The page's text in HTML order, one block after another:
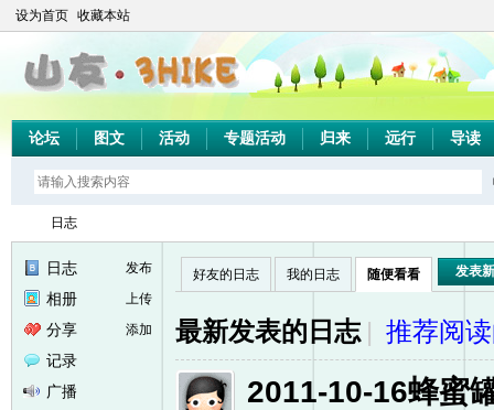
设为首页 收藏本站
论坛 图文 活动 专题活动 归来 远行 导读
日志
发布
日志
上传
相册
添加
分享
记录
广播
好友的日志 我的日志 随便看看 发表
最新发表的日志 | 推荐阅
2011-10-16蜂蜜